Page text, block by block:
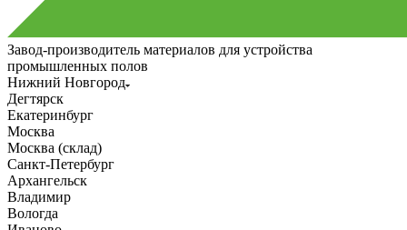
Завод-производитель материалов для устройства
промышленных полов
Нижний Новгород
Дегтярск
Екатеринбург
Москва
Москва (склад)
Санкт-Петербург
Архангельск
Владимир
Вологда